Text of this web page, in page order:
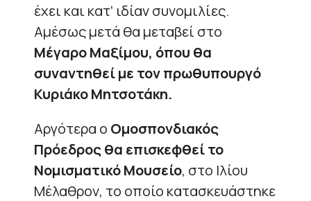
έχει και κατ’ ιδίαν συνομιλίες.
Αμέσως μετά θα μεταβεί στο
Μέγαρο Μαξίμου, όπου θα
συναντηθεί με τον πρωθυπουργό
Κυριάκο Μητσοτάκη.
Αργότερα ο Ομοσπονδιακός
Πρόεδρος θα επισκεφθεί το
Νομισματικό Μουσείο, στο Ιλίου
Μέλαθρον, το οποίο κατασκευάστηκε